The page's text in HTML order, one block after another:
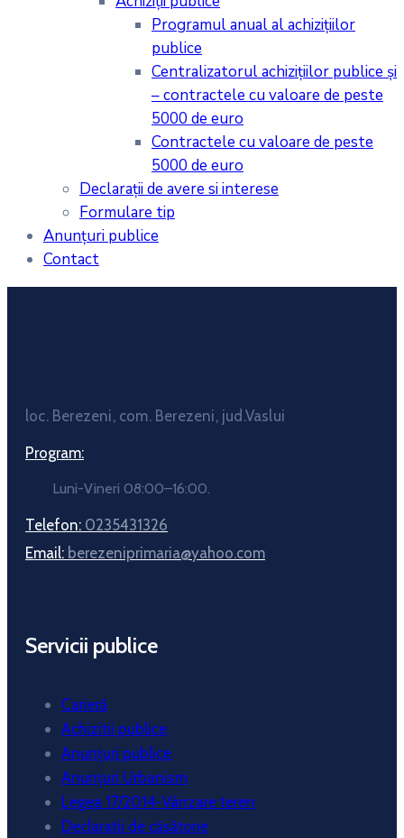
Programul anual al achiziţiilor
publice
Centralizatorul achiziţiilor publice şi
– contractele cu valoare de peste
5000 de euro
Contractele cu valoare de peste
5000 de euro
Declarații de avere si interese
Formulare tip
Anunțuri publice
Contact
loc. Berezeni, com. Berezeni, jud.Vaslui
Program:
Luni-Vineri 08:00–16:00.
Telefon: 0235431326
Email: berezeniprimaria@yahoo.com
Servicii publice
Carieră
Achizitii publice
Anunțuri publice
Anunțuri Urbanism
Legea 17/2014-Vânzare teren
Declaratii de căsătorie